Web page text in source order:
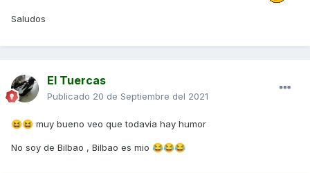
Saludos
El Tuercas
Publicado 20 de Septiembre del 2021
😆😆 muy bueno veo que todavia hay humor
No soy de Bilbao , Bilbao es mio 😂😂😂